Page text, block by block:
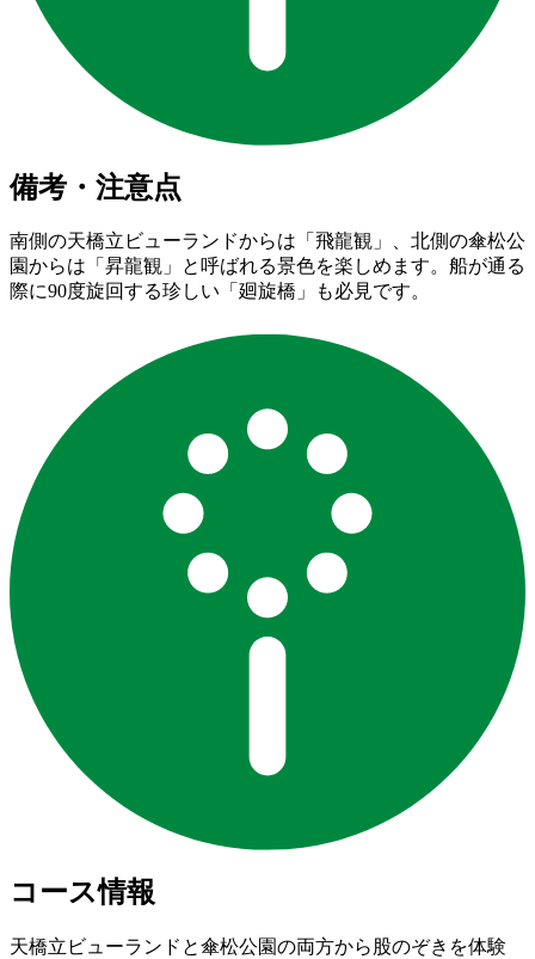
備考・注意点
南側の天橋立ビューランドからは「飛龍観」、北側の傘松公
園からは「昇龍観」と呼ばれる景色を楽しめます。船が通る
際に90度旋回する珍しい「廻旋橋」も必見です。
コース情報
天橋立ビューランドと傘松公園の両方から股のぞきを体験